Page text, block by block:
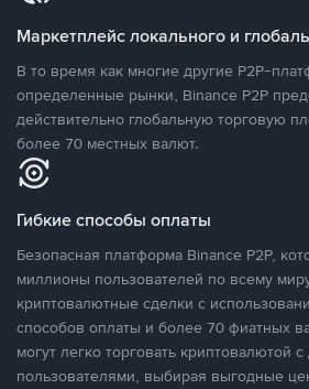
Маркетплейс локального и
В то время как многие другие P2P-
определенные рынки, Binance P2P
действительно глобальную торговую
более 70 местных валют.
Гибкие способы оплаты
Безопасная платформа Binance P2P,
миллионы пользователей по всему
криптовалютные сделки с
способов оплаты и более 70 фиатных
могут легко торговать криптовалютой
пользователями, выбирая выгодные